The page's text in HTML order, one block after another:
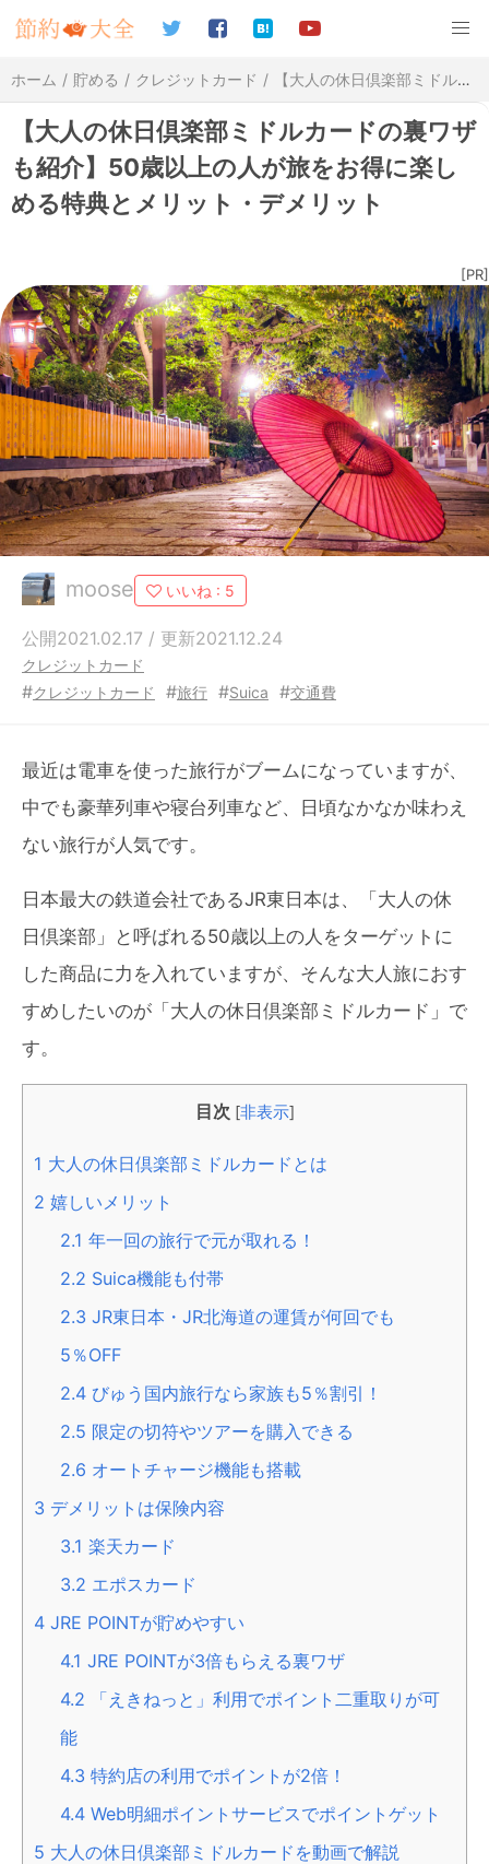
ホーム 貯める クレジットカード 【大人の休日倶楽部ミドルカードの裏ワザも紹介】50歳以上の人が旅をお得に楽しめる特典とメリット・デメリット
【大人の休日倶楽部ミドルカードの裏ワザ
も紹介】50歳以上の人が旅をお得に楽し
める特典とメリット・デメリット
[PR]
moose いいね : 5
公開2021.02.17 / 更新2021.12.24
クレジットカード
#クレジットカード #旅行 #Suica #交通費
最近は電車を使った旅行がブームになっていますが、
中でも豪華列車や寝台列車など、日頃なかなか味わえ
ない旅行が人気です。
日本最大の鉄道会社であるJR東日本は、「大人の休
日倶楽部」と呼ばれる50歳以上の人をターゲットに
した商品に力を入れていますが、そんな大人旅におす
すめしたいのが「大人の休日倶楽部ミドルカード」で
す。
目次 [非表示]
1 大人の休日倶楽部ミドルカードとは
2 嬉しいメリット
2.1 年一回の旅行で元が取れる！
2.2 Suica機能も付帯
2.3 JR東日本・JR北海道の運賃が何回でも
5％OFF
2.4 びゅう国内旅行なら家族も5％割引！
2.5 限定の切符やツアーを購入できる
2.6 オートチャージ機能も搭載
3 デメリットは保険内容
3.1 楽天カード
3.2 エポスカード
4 JRE POINTが貯めやすい
4.1 JRE POINTが3倍もらえる裏ワザ
4.2 「えきねっと」利用でポイント二重取りが可
能
4.3 特約店の利用でポイントが2倍！
4.4 Web明細ポイントサービスでポイントゲット
5 大人の休日倶楽部ミドルカードを動画で解説